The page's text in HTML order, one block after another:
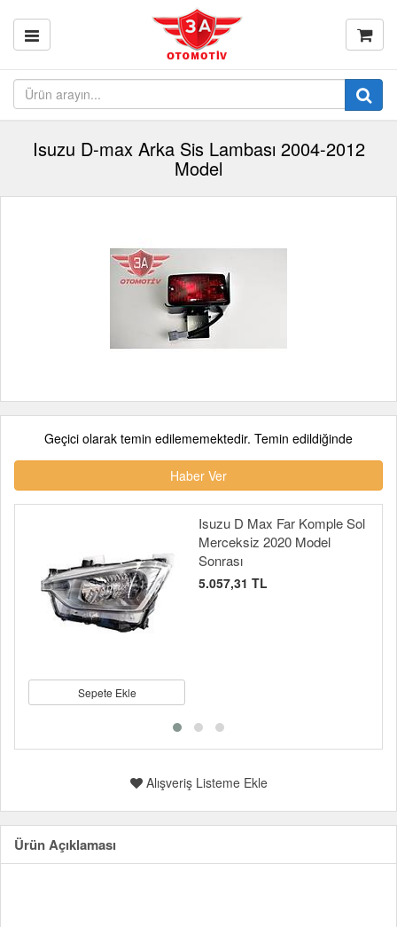
Isuzu D-max Arka Sis Lambası 2004-2012
Model
Geçici olarak temin edilememektedir. Temin edildiğinde
Haber Ver
Sepete Ekle
Isuzu D Max Far Komple Sol
Merceksiz 2020 Model
Sonrası
5.057,31 TL
Alışveriş Listeme Ekle
Ürün Açıklaması